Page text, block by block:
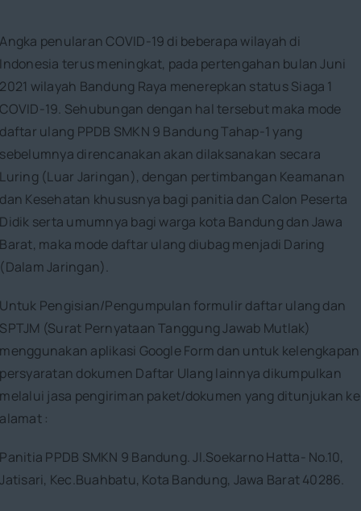
Angka penularan COVID-19 di beberapa wilayah di
Indonesia terus meningkat, pada pertengahan bulan Juni
2021 wilayah Bandung Raya menerepkan status Siaga 1
COVID-19. Sehubungan dengan hal tersebut maka mode
daftar ulang PPDB SMKN 9 Bandung Tahap-1 yang
sebelumnya direncanakan akan dilaksanakan secara
Luring (Luar Jaringan), dengan pertimbangan Keamanan
dan Kesehatan khususnya bagi panitia dan Calon Peserta
Didik serta umumnya bagi warga kota Bandung dan Jawa
Barat, maka mode daftar ulang diubag menjadi Daring
(Dalam Jaringan).
Untuk Pengisian/Pengumpulan formulir daftar ulang dan
SPTJM (Surat Pernyataan Tanggung Jawab Mutlak)
menggunakan aplikasi Google Form dan untuk kelengkapan
persyaratan dokumen Daftar Ulang lainnya dikumpulkan
melalui jasa pengiriman paket/dokumen yang ditunjukan ke
alamat :
Panitia PPDB SMKN 9 Bandung. Jl.Soekarno Hatta- No.10,
Jatisari, Kec.Buahbatu, Kota Bandung, Jawa Barat 40286.